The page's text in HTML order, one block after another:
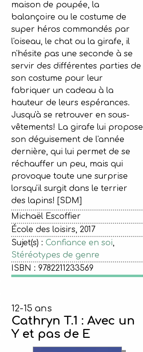
maison de poupée, la
balançoire ou le costume de
super héros commandés par
l'oiseau, le chat ou la girafe, il
n'hésite pas une seconde à se
servir des différentes parties de
son costume pour leur
fabriquer un cadeau à la
hauteur de leurs espérances.
Jusqu'à se retrouver en sous-
vêtements! La girafe lui propose
son déguisement de l'année
dernière, qui lui permet de se
réchauffer un peu, mais qui
provoque toute une surprise
lorsqu'il surgit dans le terrier
des lapins! [SDM]
Michaël Escoffier
École des loisirs, 2017
Sujet(s) : Confiance en soi,
Stéréotypes de genre
ISBN : 9782211233569
12-15 ans
Cathryn T.1 : Avec un
Y et pas de E